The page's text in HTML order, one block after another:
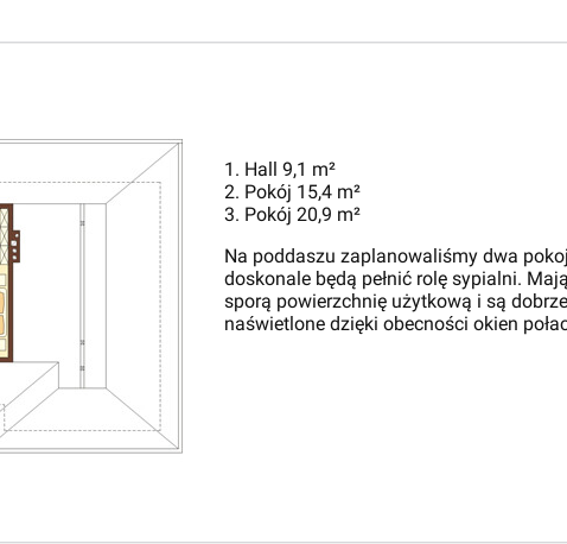
1. Hall 9,1 m²
2. Pokój 15,4 m²
3. Pokój 20,9 m²
Na poddaszu zaplanowaliśmy dwa
doskonale będą pełnić rolę sypialni.
sporą powierzchnię użytkową i są dobrze
naświetlone dzięki obecności okien